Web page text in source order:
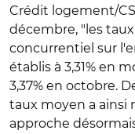
Crédit logement/
décembre, "les
concurrentiel sur
établis à 3,31% en
3,37% en octobre.
taux moyen a ainsi
approche